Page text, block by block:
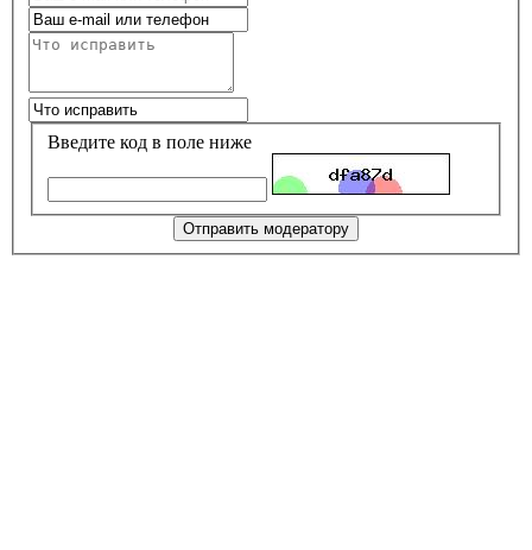
Введите код в поле ниже
Отправить модератору